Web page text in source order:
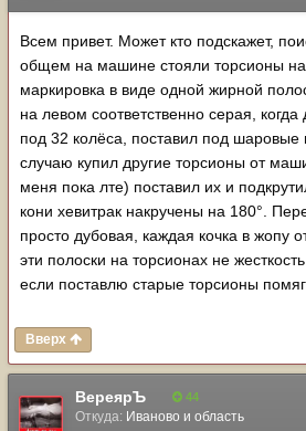
Всем привет. Может кто подскажет,
общем на машине стояли торсионы на
маркировка в виде одной жирной
на левом соответственно серая,
под 32 колёса, поставил под шаровые
случаю купил другие торсионы от
меня пока лте) поставил их и
кони хевитрак накручены на 180°.
просто дубовая, каждая кочка в жопу
эти полоски на торсионах не
если поставлю старые торсионы
Вверх
ВереярЪ 44
Откуда: Иваново и область